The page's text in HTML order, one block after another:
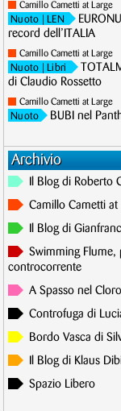
Camillo Cametti at Large
Nuoto | LEN
record dell’ITALIA
Camillo Cametti at Large
Nuoto | Libri
di Claudio Rossetto
Camillo Cametti at Large
Nuoto BUBI nel
Archivio
Il Blog di Roberto
Camillo Cametti at
Il Blog di
Swimming Flume,
controcorrente
A Spasso nel
Controfuga di
Bordo Vasca di
Il Blog di Klaus
Spazio Libero